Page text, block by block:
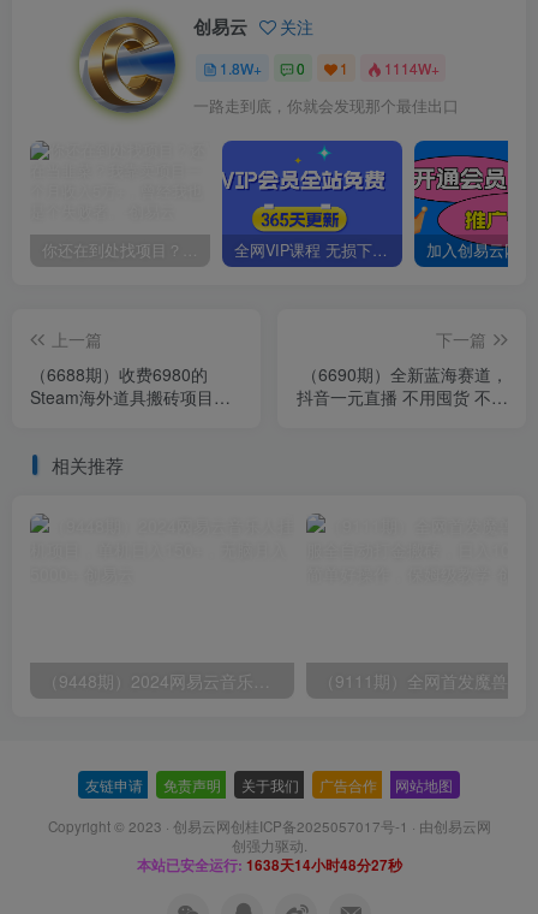
创易云 关注
1.8W+ 0 1 1114W+
一路走到底，你就会发现那个最佳出口
你还在到处找项目？还在当韭菜？我靠卖项目一个月收入5万+，曾经我也是个失败者。 全网VIP课程 无损下载~
上一篇
（6688期）收费6980的
Steam海外道具搬砖项目，
下一篇
（6690期）全新蓝海赛道，
抖音一元直播 不用囤货 不用
相关推荐
友链申请 免责声明 关于我们 广告合作 网站地图
Copyright © 2023 · 创易云网创桂ICP备2025057017号-1 · 由创易云网
创强力驱动.
本站已安全运行: 1638天14小时48分27秒